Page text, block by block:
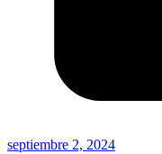
septiembre 2, 2024